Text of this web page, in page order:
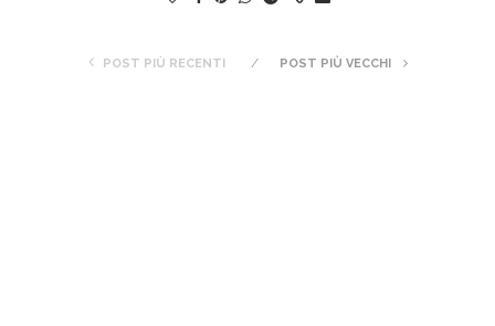
POST PIÙ RECENTI POST PIÙ VECCHI